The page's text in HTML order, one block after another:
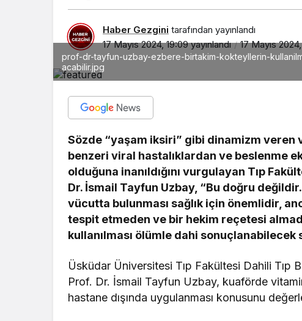
Haber Gezgini tarafından yayınlandı
17 Mayıs 2024, 19:09yayınlandı 17 Mayıs
prof-dr-tayfun-uzbay-ezbere-birtakim-kokteyllerin-
acabilir.jpg
Sözde “yaşam iksiri” gibi dinamizm veren
benzeri viral hastalıklardan ve beslenme
olduğuna inanıldığını vurgulayan Tıp
Dr. İsmail Tayfun Uzbay, “Bu doğru
vücutta bulunması sağlık için önemlidir,
tespit etmeden ve bir hekim reçetesi
kullanılması ölümle dahi sonuçlanabilecek
Üsküdar Üniversitesi Tıp Fakültesi Dahili Tıp
Prof. Dr. İsmail Tayfun Uzbay, kuaförde
hastane dışında uygulanması konusunu